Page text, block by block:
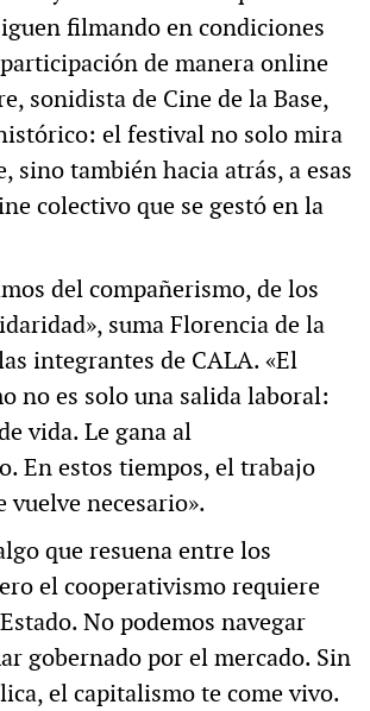
filmando en condiciones
de manera online
sonidista de Cine de la Base,
el festival no solo mira
sino también hacia atrás, a esas
colectivo que se gestó en la
del compañerismo, de los
suma Florencia de la
integrantes de CALA. «El
no es solo una salida laboral:
vida. Le gana al
En estos tiempos, el trabajo
vuelve necesario».
que resuena entre los
el cooperativismo requiere
No podemos navegar
gobernado por el mercado. Sin
el capitalismo te come vivo.